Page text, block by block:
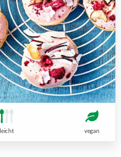
leicht vegan